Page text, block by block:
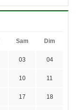
Sam Dim
03 04
10 11
17 18